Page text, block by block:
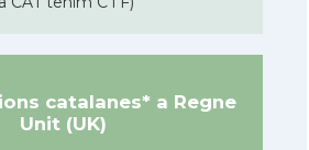
catalanes* a Regne
Unit (UK)